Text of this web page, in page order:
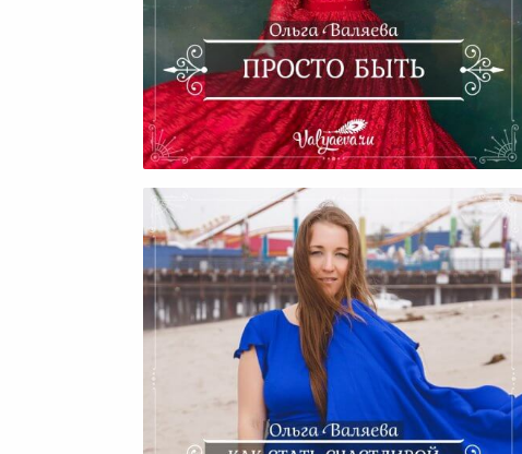
Просто Быть